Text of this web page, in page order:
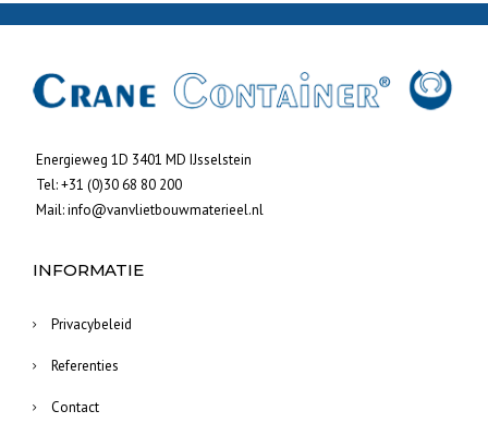
Energieweg 1D 3401 MD IJsselstein
Tel:+31 (0)30 68 80 200
Mail:info@vanvlietbouwmaterieel.nl
INFORMATIE
Privacybeleid
Referenties
Contact